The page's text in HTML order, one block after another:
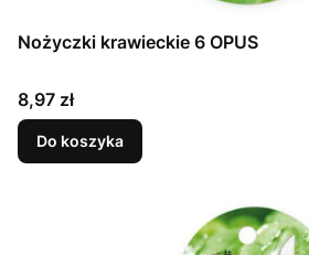
Nożyczki krawieckie 6 OPUS
Cena
8,97 zł
Do koszyka